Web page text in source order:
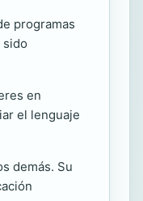
programas
sido
en
el lenguaje
demás. Su